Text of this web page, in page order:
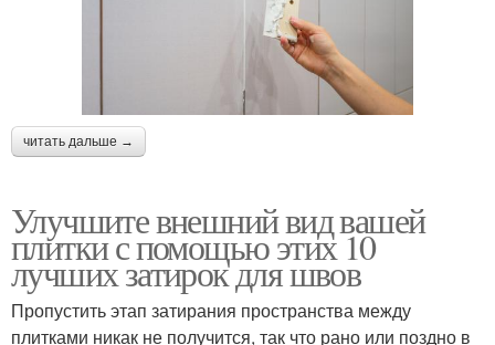
читать дальше →
Улучшите внешний вид вашей
плитки с помощью этих 10
лучших затирок для швов
Пропустить этап затирания пространства между
плитками никак не получится, так что рано или поздно в